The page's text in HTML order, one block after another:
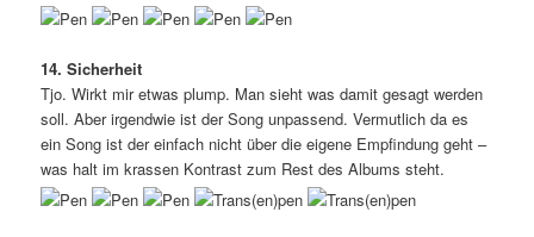
14. Sicherheit
Tjo. Wirkt mir etwas plump. Man sieht was damit gesagt werden
soll. Aber irgendwie ist der Song unpassend. Vermutlich da es
ein Song ist der einfach nicht über die eigene Empfindung geht –
was halt im krassen Kontrast zum Rest des Albums steht.